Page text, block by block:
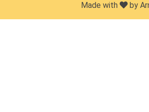
Made with by